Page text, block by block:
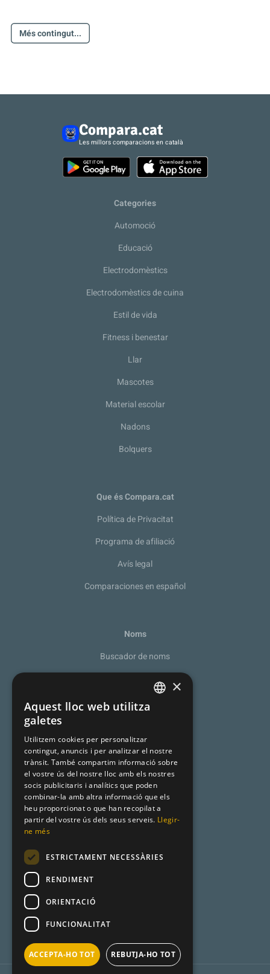
Més contingut...
Compara.cat
Les millors comparacions en català
Categories
Automoció
Educació
Electrodomèstics
Electrodomèstics de cuina
Estil de vida
Fitness i benestar
Llar
Mascotes
Material escolar
Nadons
Bolquers
Que és Compara.cat
Política de Privacitat
Programa de afiliació
Avís legal
Comparaciones en español
Noms
Buscador de noms
Recomanador de noms
De la A a la Z
Cognoms catalans
Llista de naixement
Premsa
Racó Català
ENGLISH
×
Aquest lloc web utilitza
galetes
Utilitzem cookies per personalitzar
contingut, anuncis i per analitzar el nostre
trànsit. També compartim informació sobre
el vostre ús del nostre lloc amb els nostres
socis publicitaris i analítics que poden
combinar-la amb altra informació que els
heu proporcionat o que han recopilat a
partir del vostre ús dels seus serveis. Llegir-
ne més
ESTRICTAMENT NECESSÀRIES
RENDIMENT
ORIENTACIÓ
FUNCIONALITAT
ACCEPTA-HO TOT REBUTJA-HO TOT